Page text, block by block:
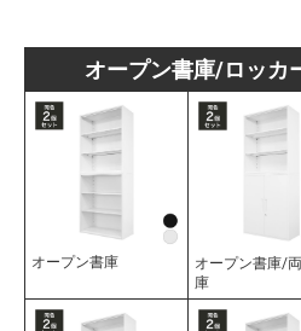
オープン書庫/ロッカ
オープン書庫
オープン書庫/
庫